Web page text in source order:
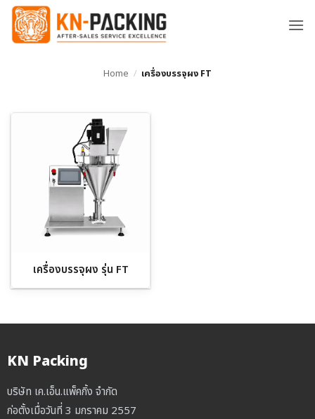
ข้าม
ยัง
Home / เครื่องบรรจุผง FT
เครื่องบรรจุผง รุ่น FT
KN Packing
บริษัท เค.เอ็น.แพ็คกิ้ง จำกัด
ก่อตั้งเมื่อวันที่ 3 มกราคม 2557